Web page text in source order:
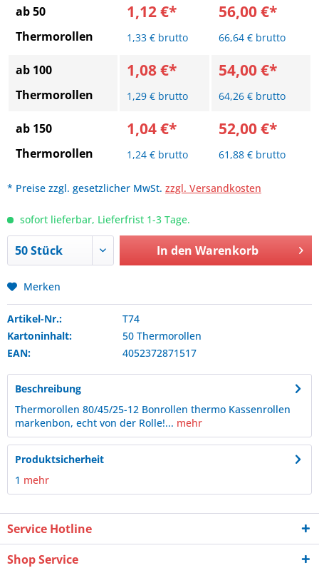
ab 50
Thermorollen
1,12 €*
1,33 € brutto
56,00 €*
66,64 € brutto
ab 100
Thermorollen
1,08 €*
1,29 € brutto
54,00 €*
64,26 € brutto
ab 150
Thermorollen
1,04 €*
1,24 € brutto
52,00 €*
61,88 € brutto
* Preise zzgl. gesetzlicher MwSt. zzgl. Versandkosten
sofort lieferbar, Lieferfrist 1-3 Tage.
In den Warenkorb
Merken
Artikel-Nr.:
T74
Kartoninhalt:
50 Thermorollen
EAN:
4052372871517
Beschreibung
Thermorollen 80/45/25-12 Bonrollen thermo Kassenrollen
markenbon, echt von der Rolle!... mehr
Produktsicherheit
1 mehr
Service Hotline
Shop Service